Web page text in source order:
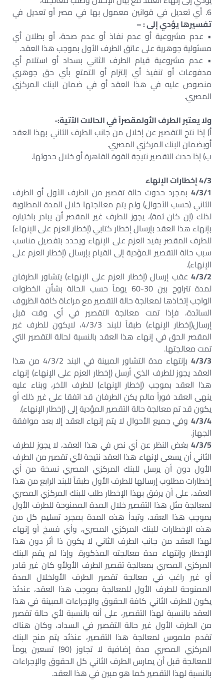
6. أي تعديل في قوانين معمول بها في مصر أو تعديل في
تفسيرها يؤدي إلى : –
• عدم مشروعية أو عدم نفاذ أو عدم صحة، أو بطلان أي
مسئولية جوهرية على عاتق الطرف الأول بموجب هذا العقد.
• عدم مشروعية قيام الطرف الثاني بسداد أو استلام أي
مدفوعات أو تنفيذ أي إلتزام أو التمتع بأي حق جوهري
منصوص عليه في هذا العقد أو في ضمان البنك المركزي
المصري.
ولا يعتبر الطرف الأولمقصراً في الحالات الآتية:-
‌أ) إذا نتج التقصير عن إخلال من جانب الطرف الثاني بهذا العقد
أوبضمان البنك المركزي المصري.
‌ب) إذا حدث التقصير نتيجة القوة القاهرة أو خلال حدوثها.
4/3 إخطارات الإنهاء
4/3/1 بمجرد حدوث حالة تقصير من الطرف الأول أو الطرف
الثاني (حسب الأحوال) ولم يتم معالجتها خلال المدة المطلوبة
لذلك (إن كان ثمة)، يجوز للطرف غير المقصر أن يبادر باختياره
بإنهاء هذا العقد بإرسال إخطار كتابي (إخطار العزم على الإنهاء)
للطرف المقصر يفيد العزم على الإنهاء ويحدد بتفصيل مناسب
سبب حالة التقصير المؤدية إلى القيام بإرسال (إخطار العزم على
الإنهاء).
4/3/2 عقب إرسال (إخطار العزم على الإنهاء) يتشاور الطرفان
لمدة تتراوح بين 30-60 يوماً حسب الحالة بشأن الخطوات
الواجب إتخاذها لمعالجة حالة التقصير مع مراعاة كافة الظروف
السائدة، فإذا تمت معالجة التقصير في أي وقت قبل
إرسال(إخطار الإنهاء) طبقاً للبند 4/3/3، لايكون للطرف غير
المقصر الحق في إنهاء هذا العقد بالنسبة لحالة التقصير التي
تمت معالجتها.
4/3/3
بإنتهاء مدة التشاور المبينة في البند 4/3/2 من هذا
العقد يجوز للطرف الذي أرسل (إخطار العزم على الإنهاء) إنهاء
هذا العقد بموجب (إخطار الإنهاء) للطرف الآخر، وبناء عليه
ينهى العقد فوراً مالم يكن الطرفان قد اتفقا على غير ذلك أو
يكون قد تم معالجة حالة التقصير المؤدية إلى (إخطار الإنهاء).
4/3/4 وفي جميع الأحوال لا يتم إنهاء العقد إلا بعد موافقة
الجهاز.
4/3/5 بغض النظر عن أي نص في هذا العقد، لا يجوز للطرف
الثاني أن يسعى لإنهاء هذا العقد نتيجة لأي تقصير من الطرف
الأول دون أن يرسل للبنك المركزي المصري نسخة من أي
إخطارات مطلوب إرسالها للطرف الأول طبقاً للبند الرابع من هذا
العقد، على أن يرفق بهذا الإخطار طلب للبنك المركزي المصري
لمعالجة مثل هذا التقصير خلال المدة الممنوحة للطرف الأول
بموجب هذا العقد، وتبدأ هذه المدة بمجرد تسليم كل من
هذه الإخطارات للبنك المركزي المصري، وأي فسخ أو إنهاء
لهذا العقد من جانب الطرف الثاني لا يكون ذا أثر دون هذا
الإخطار وإنتهاء مدة معالجته المذكورة. وإذا لم يقم البنك
المركزي المصري بمعالجة تقصير الطرف الأولأو كان غير قادر
أو غير راغب في معالجة تقصير الطرف الأولخلال المدة
الممنوحة للطرف الأول للمعالجة بموجب هذا العقد، عندئذ
يكون للطرف الثاني كافة الحقوق والإجراءات المبينة في هذا
العقد بالنسبة لهذا التقصير، على أنه بالنسبة لأي حالة تقصير
من الطرف الأول غير حالة التقصير في السداد، وكان هناك
تقدم ملموس لمعالجة هذا التقصير، عنذئد يتم منح البنك
المركزي المصري مدة إضافية لا تجاوز (90) تسعين يوماً
للمعالجة قبل أن يمارس الطرف الثاني كل الحقوق والإجراءات
بالنسبة لهذا التقصير كما هو مبين في هذا العقد.